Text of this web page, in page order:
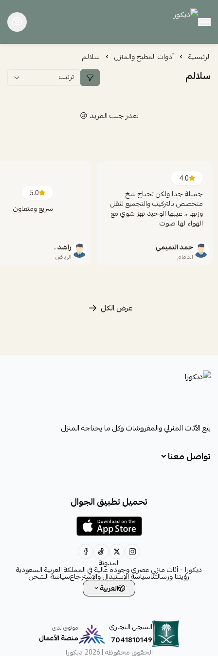
ديكورا
الرئيسية أدوات المطبخ والمنزل سلالم
سلالم
تعذر جلب المزيد 😢
4.0
جميلة جدا ولكن تحتاج شخ
متخصص بالتركيب والتجميع لثقل
وزنها ،، عيبها الوحيد تهز شوي مع
الهواء لها صوت
حمد التميمي
الدمام
5.0
سريع ومتعاون
راشد .
الرياض
عرض الكل
ديكورا
بيع الأثاث المنزلي والمفروشات وكل ما يحتاجه المنزل
تواصل معنا
decora6586@gmail.com
تحميل تطبيق الجوال
المدونة
ديكورا - أثاث منزلي عصري وجودة عالية في المملكة العربية السعودية
رؤيتنا ورسالتناسياسة الإستبدال والإسترجاعسياسة الشحن
العربية
السجل التجاري
7041810149
موثوق لدى
منصة الأعمال
الحقوق محفوظة | 2026
ديكورا